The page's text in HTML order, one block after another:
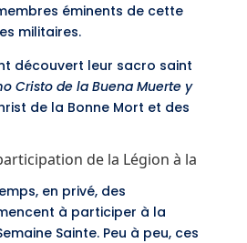
éminents de cette
militaires.
découvert leur sacro saint
Cristo de la Buena Muerte y
de la Bonne Mort et des
de la Légion à la
en privé, des
à participer à la
Sainte. Peu à peu, ces